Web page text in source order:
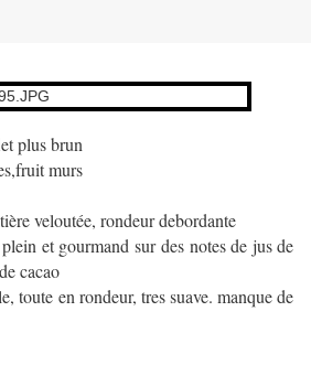
plus brun
murs
veloutée, rondeur debordante
et gourmand sur des notes de jus de
cacao
toute en rondeur, tres suave. manque de